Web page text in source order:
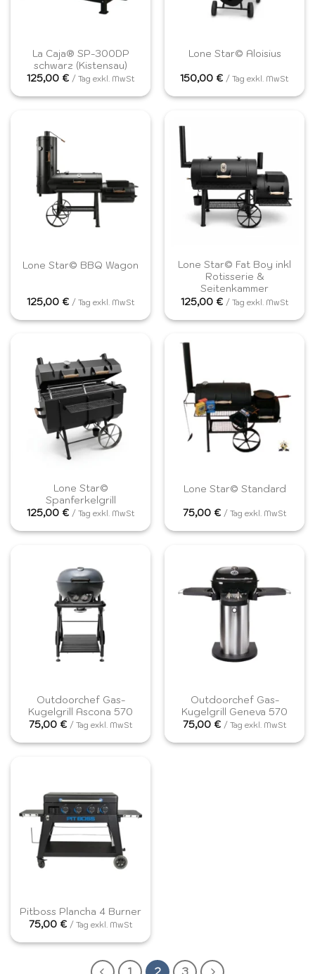
La Caja® SP-300DP
schwarz (Kistensau)
125,00 € / Tag exkl. MwSt
Lone Star© Aloisius
150,00 € / Tag exkl. MwSt
Lone Star© BBQ Wagon
125,00 € / Tag exkl. MwSt
Lone Star© Fat Boy inkl
Rotisserie &
Seitenkammer
125,00 € / Tag exkl. MwSt
Lone Star©
Spanferkelgrill
125,00 € / Tag exkl. MwSt
Lone Star© Standard
75,00 € / Tag exkl. MwSt
Outdoorchef Gas-
Kugelgrill Ascona 570
75,00 € / Tag exkl. MwSt
Outdoorchef Gas-
Kugelgrill Geneva 570
75,00 € / Tag exkl. MwSt
Pitboss Plancha 4 Burner
75,00 € / Tag exkl. MwSt